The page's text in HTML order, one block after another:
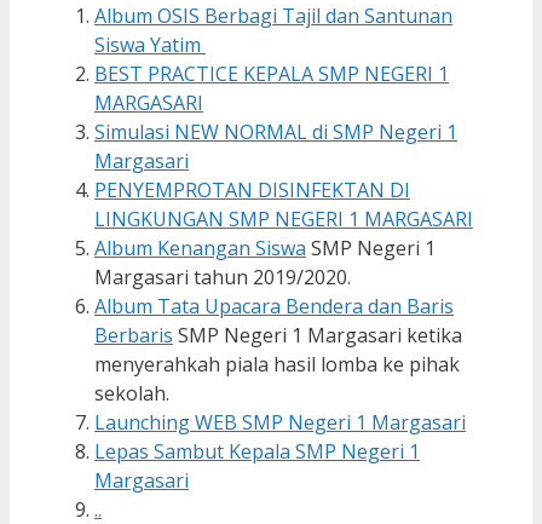
Album OSIS Berbagi Tajil dan Santunan
Siswa Yatim
BEST PRACTICE KEPALA SMP NEGERI 1
MARGASARI
Simulasi NEW NORMAL di SMP Negeri 1
Margasari
PENYEMPROTAN DISINFEKTAN DI
LINGKUNGAN SMP NEGERI 1 MARGASARI
Album Kenangan Siswa SMP Negeri 1
Margasari tahun 2019/2020.
Album Tata Upacara Bendera dan Baris
Berbaris SMP Negeri 1 Margasari ketika
menyerahkah piala hasil lomba ke pihak
sekolah.
Launching WEB SMP Negeri 1 Margasari
Lepas Sambut Kepala SMP Negeri 1
Margasari
..